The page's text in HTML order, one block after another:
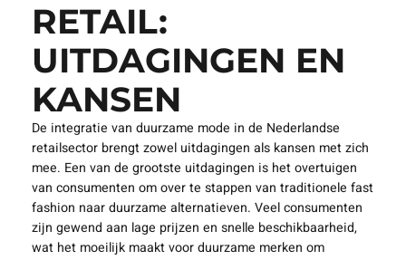
RETAIL:
UITDAGINGEN EN
KANSEN
De integratie van duurzame mode in de Nederlandse
retailsector brengt zowel uitdagingen als kansen met zich
mee. Een van de grootste uitdagingen is het overtuigen
van consumenten om over te stappen van traditionele fast
fashion naar duurzame alternatieven. Veel consumenten
zijn gewend aan lage prijzen en snelle beschikbaarheid,
wat het moeilijk maakt voor duurzame merken om